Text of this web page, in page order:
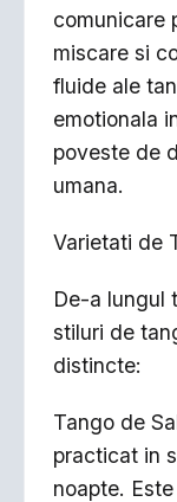
comunicare
miscare si
fluide ale
emotionala
poveste de
umana.
Varietati de
De-a lungul
stiluri de
distincte:
Tango de
practicat in
noapte.